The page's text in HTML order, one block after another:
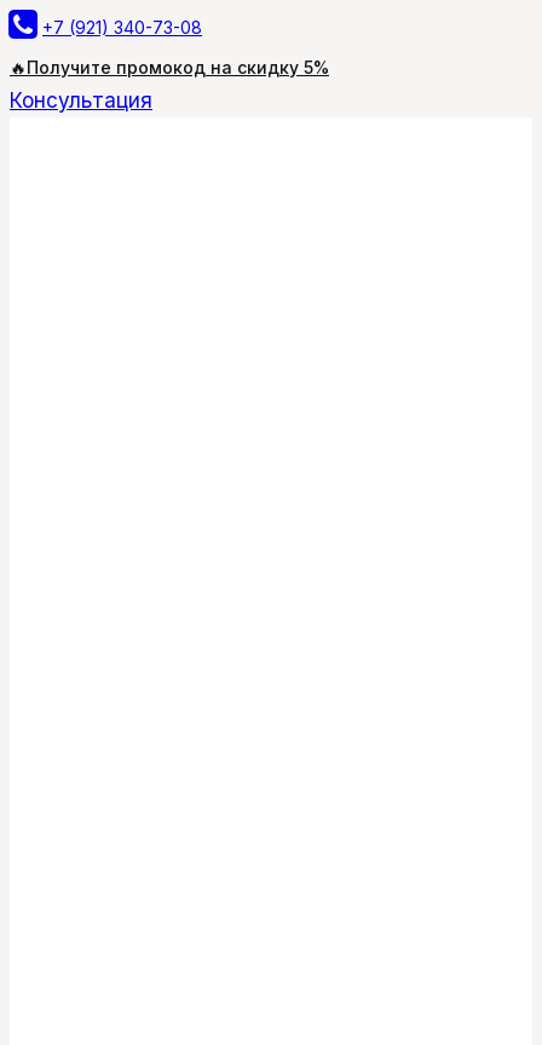
Перейти
к
содержимому
+7 (921) 340-73-08
🔥Получите промокод на скидку 5%
Консультация